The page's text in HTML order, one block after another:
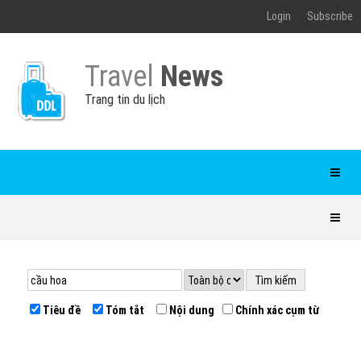
Login Subscribe
Travel News
Trang tin du lịch
Tiêu đề Tóm tắt Nội dung Chính xác cụm từ